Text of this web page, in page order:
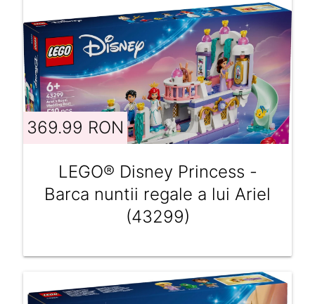
369.99 RON
LEGO® Disney Princess -
Barca nuntii regale a lui Ariel
(43299)